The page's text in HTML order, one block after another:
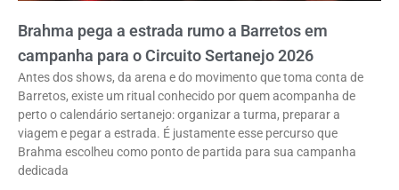
Brahma pega a estrada rumo a Barretos em
campanha para o Circuito Sertanejo 2026
Antes dos shows, da arena e do movimento que toma conta de
Barretos, existe um ritual conhecido por quem acompanha de
perto o calendário sertanejo: organizar a turma, preparar a
viagem e pegar a estrada. É justamente esse percurso que
Brahma escolheu como ponto de partida para sua campanha
dedicada